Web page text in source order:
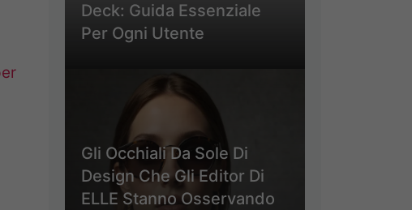
Deck: Guida Essenziale
Per Ogni Utente
Gli Occhiali Da Sole Di
Design Che Gli Editor Di
ELLE Stanno Osservando